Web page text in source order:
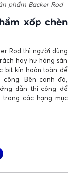
phẩm Backer Rod
xốp chèn
Rod thì người dùng
hay hư hỏng sản
bịt kín hoàn toàn để
Bên cạnh đó,
dẫn thi công để
trong các hạng mục